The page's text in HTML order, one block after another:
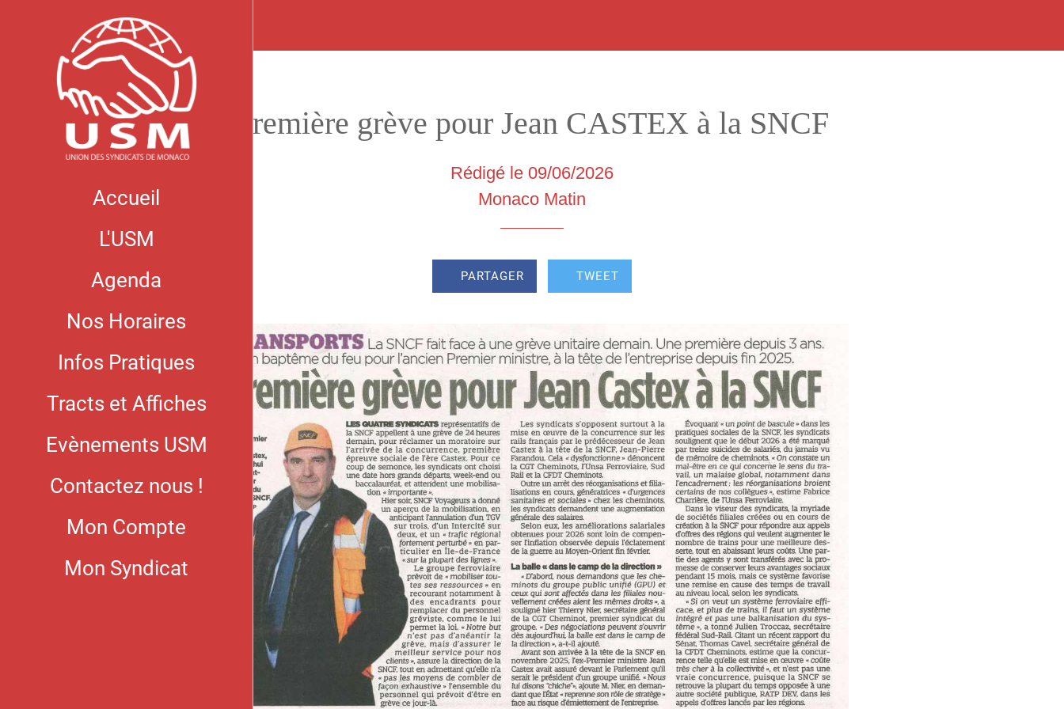
Accueil
L'USM
Agenda
Nos Horaires
Infos Pratiques
Tracts et Affiches
Evènements USM
Contactez nous !
Mon Compte
Mon Syndicat
Première grève pour Jean CASTEX à la SNCF
Rédigé le 09/06/2026
Monaco Matin
PARTAGER TWEET